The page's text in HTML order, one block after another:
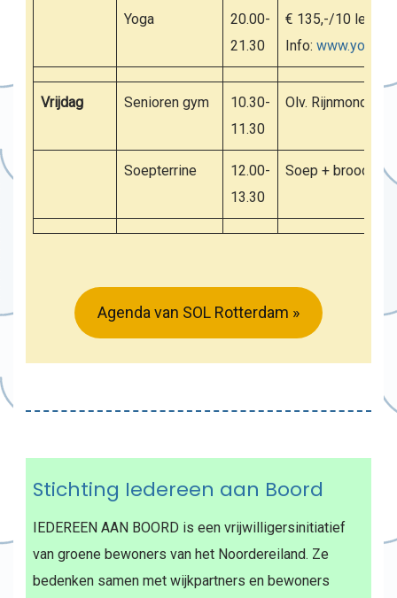
Yoga
20.00-
21.30
€ 135,-/10
Info:
Vrijdag Senioren gym
10.30-
11.30
Olv. Rijnmond Fit
Soepterrine
12.00-
13.30
Soep + broodje.
Agenda van SOL Rotterdam »
Stichting Iedereen aan Boord
IEDEREEN AAN BOORD is een vrijwilligersinitiatief
van groene bewoners van het Noordereiland. Ze
bedenken samen met wijkpartners en bewoners